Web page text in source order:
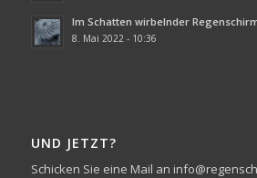
Im Schatten wirbelnder
8. Mai 2022 - 10:36
UND JETZT?
Schicken Sie eine Mail an